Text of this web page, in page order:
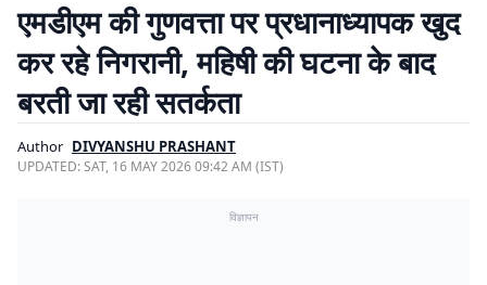
एमडीएम की गुणवत्ता पर प्रधानाध्यापक खुद
कर रहे निगरानी, महिषी की घटना के बाद
बरती जा रही सतर्कता
Author DIVYANSHU PRASHANT
UPDATED:SAT, 16 MAY 2026 09:42 AM (IST)
विज्ञापन